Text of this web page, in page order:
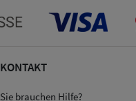
KONTAKT
Sie brauchen Hilfe?